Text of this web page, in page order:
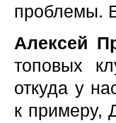
проблемы.
Алексей
топовых
откуда у
к примеру,